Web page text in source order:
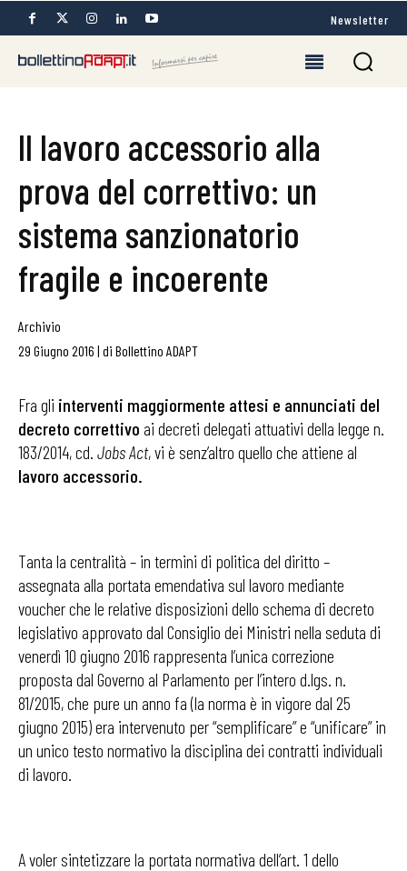
Newsletter
Il lavoro accessorio alla
prova del correttivo: un
sistema sanzionatorio
fragile e incoerente
Archivio
29 Giugno 2016 | di Bollettino ADAPT
Fra gli interventi maggiormente attesi e annunciati del
decreto correttivo ai decreti delegati attuativi della legge n.
183/2014, cd. Jobs Act, vi è senz’altro quello che attiene al
lavoro accessorio.
Tanta la centralità – in termini di politica del diritto –
assegnata alla portata emendativa sul lavoro mediante
voucher che le relative disposizioni dello schema di decreto
legislativo approvato dal Consiglio dei Ministri nella seduta di
venerdì 10 giugno 2016 rappresenta l’unica correzione
proposta dal Governo al Parlamento per l’intero d.lgs. n.
81/2015, che pure un anno fa (la norma è in vigore dal 25
giugno 2015) era intervenuto per “semplificare” e “unificare” in
un unico testo normativo la disciplina dei contratti individuali
di lavoro.
A voler sintetizzare la portata normativa dell’art. 1 dello